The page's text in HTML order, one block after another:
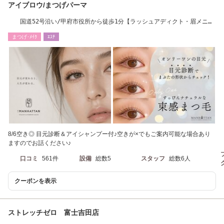
アイブロウ/まつげパーマ
国道52号沿い/甲府市役所から徒歩1分【ラッシュアディクト・眉メニュ
まつげ･ﾒｲｸ ｴｽﾃ
8/6空き◎ 目元診断＆アイシャンプー付♪空きが×でもご案内可能な場合あり
ますのでお話ください♪
口コミ 561件 設備 総数5 スタッフ 総数6人
クーポンを表示
ストレッチゼロ 富士吉田店